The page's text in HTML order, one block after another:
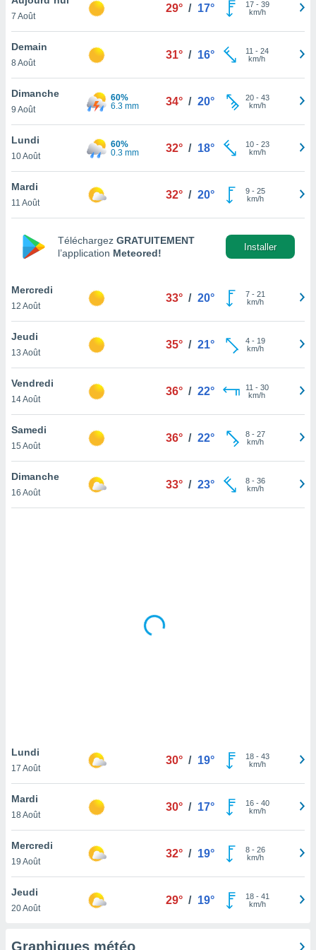
et
»,
au
vous
qu'ils
ou
le
ainsi
un
la
du
votre
à
en
le
notre
que
et que
7 Août
29° / 17° 17- 39
km/h
Demain
8 Août
31° / 16° 11 - 24
km/h
Dimanche
9 Août
60%
6.3 mm
34° / 20° 20- 43
km/h
Lundi
10 Août
60%
0.3 mm
32° / 18° 10- 23
km/h
Mardi
11 Août
32° / 20° 9- 25
km/h
Téléchargez GRATUITEMENT
l’application Meteored!
Installer
Mercredi
12 Août
33° / 20° 7- 21
km/h
Jeudi
13 Août
35° / 21° 4- 19
km/h
Vendredi
14 Août
36° / 22° 11 - 30
km/h
Samedi
15 Août
36° / 22° 8- 27
km/h
Dimanche
16 Août
33° / 23° 8- 36
km/h
Lundi
17 Août
30° / 19° 18- 43
km/h
Mardi
18 Août
30° / 17° 16- 40
km/h
Mercredi
19 Août
32° / 19° 8- 26
km/h
Jeudi
20 Août
29° / 19° 18- 41
km/h
Graphiques météo